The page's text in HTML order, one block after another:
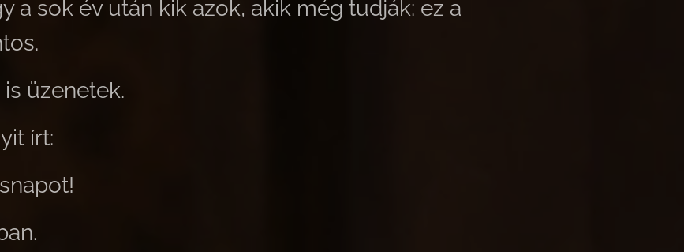
a sok év után kik azok, akik még tudják: ez a
üzenetek.
írt: